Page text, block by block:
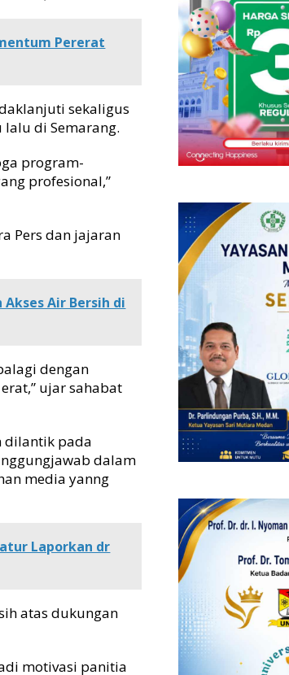
Pererat
sekaligus
di Semarang.
program-
profesional,”
Pers dan jajaran
Air Bersih di
dengan
ujar sahabat
dilantik pada
dalam
media yanng
Laporkan dr
atas dukungan
motivasi panitia